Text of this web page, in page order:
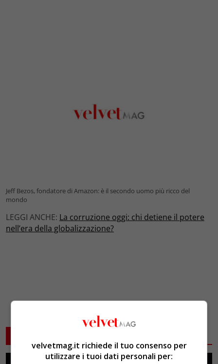
Jeff Bezos, fondatore di Amazon: è il secondo uomo più ricco del
mondo
LEGGI ANCHE: La corruzione oggi: chi detiene il potere
nell’era della globalizzazione?
velvetmag.it richiede il tuo consenso per
utilizzare i tuoi dati personali per: